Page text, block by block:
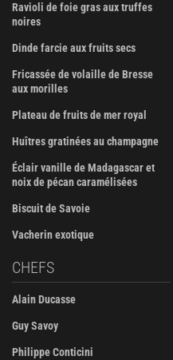
Ravioli de foie gras aux truffes
noires
Dinde farcie aux fruits secs
Fricassée de volaille de Bresse
aux morilles
Plateau de fruits de mer royal
Huîtres gratinées au champagne
Éclair vanille de Madagascar et
noix de pécan caramélisées
Biscuit de Savoie
Vacherin exotique
CHEFS
Alain Ducasse
Guy Savoy
Philippe Conticini